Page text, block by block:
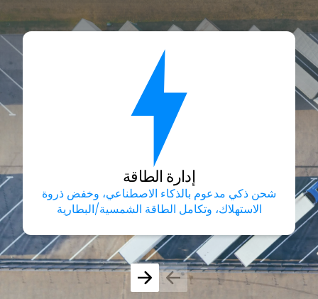
إدارة الطاقة
شحن ذكي مدعوم بالذكاء الاصطناعي، وخفض ذروة
الاستهلاك، وتكامل الطاقة الشمسية/البطارية